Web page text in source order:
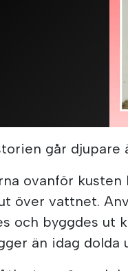
går djupare
ovanför
över vattnet.
och byggdes ut
än idag dolda